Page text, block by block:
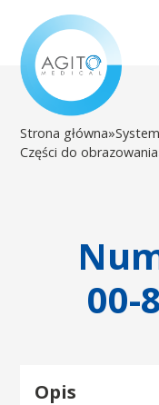
Strona główna»
Części do obrazowania
00-
Opis